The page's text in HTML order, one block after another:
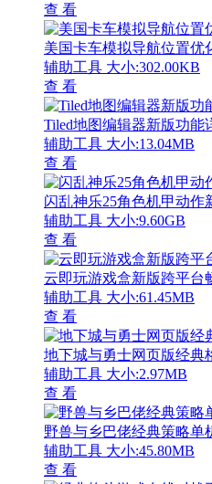
查 看
美国卡车模拟导航位置优
辅助工具 大小:302.00KB
查 看
Tiled地图编辑器新版功能
辅助工具 大小:13.04MB
查 看
闪乱神乐25角色机甲动作
辅助工具 大小:9.60GB
查 看
云即玩游戏盒新版跨平台
辅助工具 大小:61.45MB
查 看
地下城与勇士网页版经典
辅助工具 大小:2.97MB
查 看
野兽与乡巴佬经典策略单
辅助工具 大小:45.80MB
查 看